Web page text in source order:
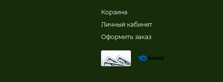
Корзина
Личный кабинет
Оформить заказ